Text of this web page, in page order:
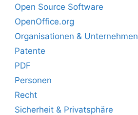
Open Source Software
OpenOffice.org
Organisationen & Unternehmen
Patente
PDF
Personen
Recht
Sicherheit & Privatsphäre